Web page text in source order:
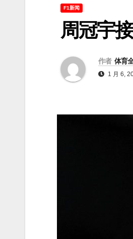
F1新闻
周冠宇
作者 体育
1 月 6,